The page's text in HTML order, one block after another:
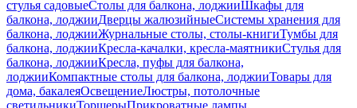
стулья садовыеСтолы для балкона, лоджииШкафы для
балкона, лоджииДверцы жалюзийныеСистемы хранения для
балкона, лоджииЖурнальные столы, столы-книгиТумбы для
балкона, лоджииКресла-качалки, кресла-маятникиСтулья для
балкона, лоджииКресла, пуфы для балкона,
лоджииКомпактные столы для балкона, лоджииТовары для
дома, бакалеяОсвещениеЛюстры, потолочные
светильникиТоршерыПрикроватные лампы,